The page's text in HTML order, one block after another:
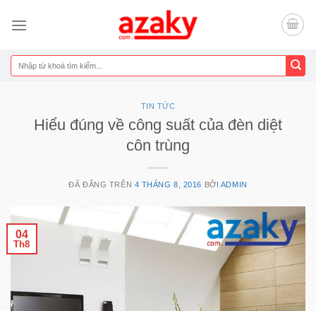
đến
dung
Tìm
kiếm:
TIN TỨC
Hiểu đúng về công suất của đèn diệt
côn trùng
ĐÃ ĐĂNG TRÊN 4 THÁNG 8, 2016 BỞI ADMIN
04
Th8